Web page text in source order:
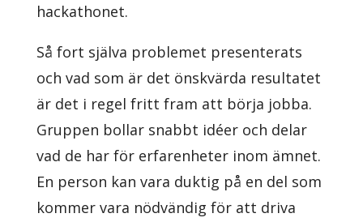
hackathonet.
Så fort själva problemet presenterats
och vad som är det önskvärda resultatet
är det i regel fritt fram att börja jobba.
Gruppen bollar snabbt idéer och delar
vad de har för erfarenheter inom ämnet.
En person kan vara duktig på en del som
kommer vara nödvändig för att driva